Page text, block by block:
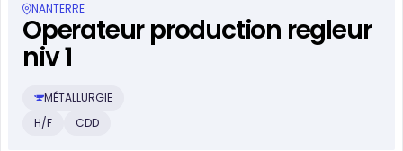
NANTERRE
Operateur production regleur
niv 1
MÉTALLURGIE
H/F
CDD